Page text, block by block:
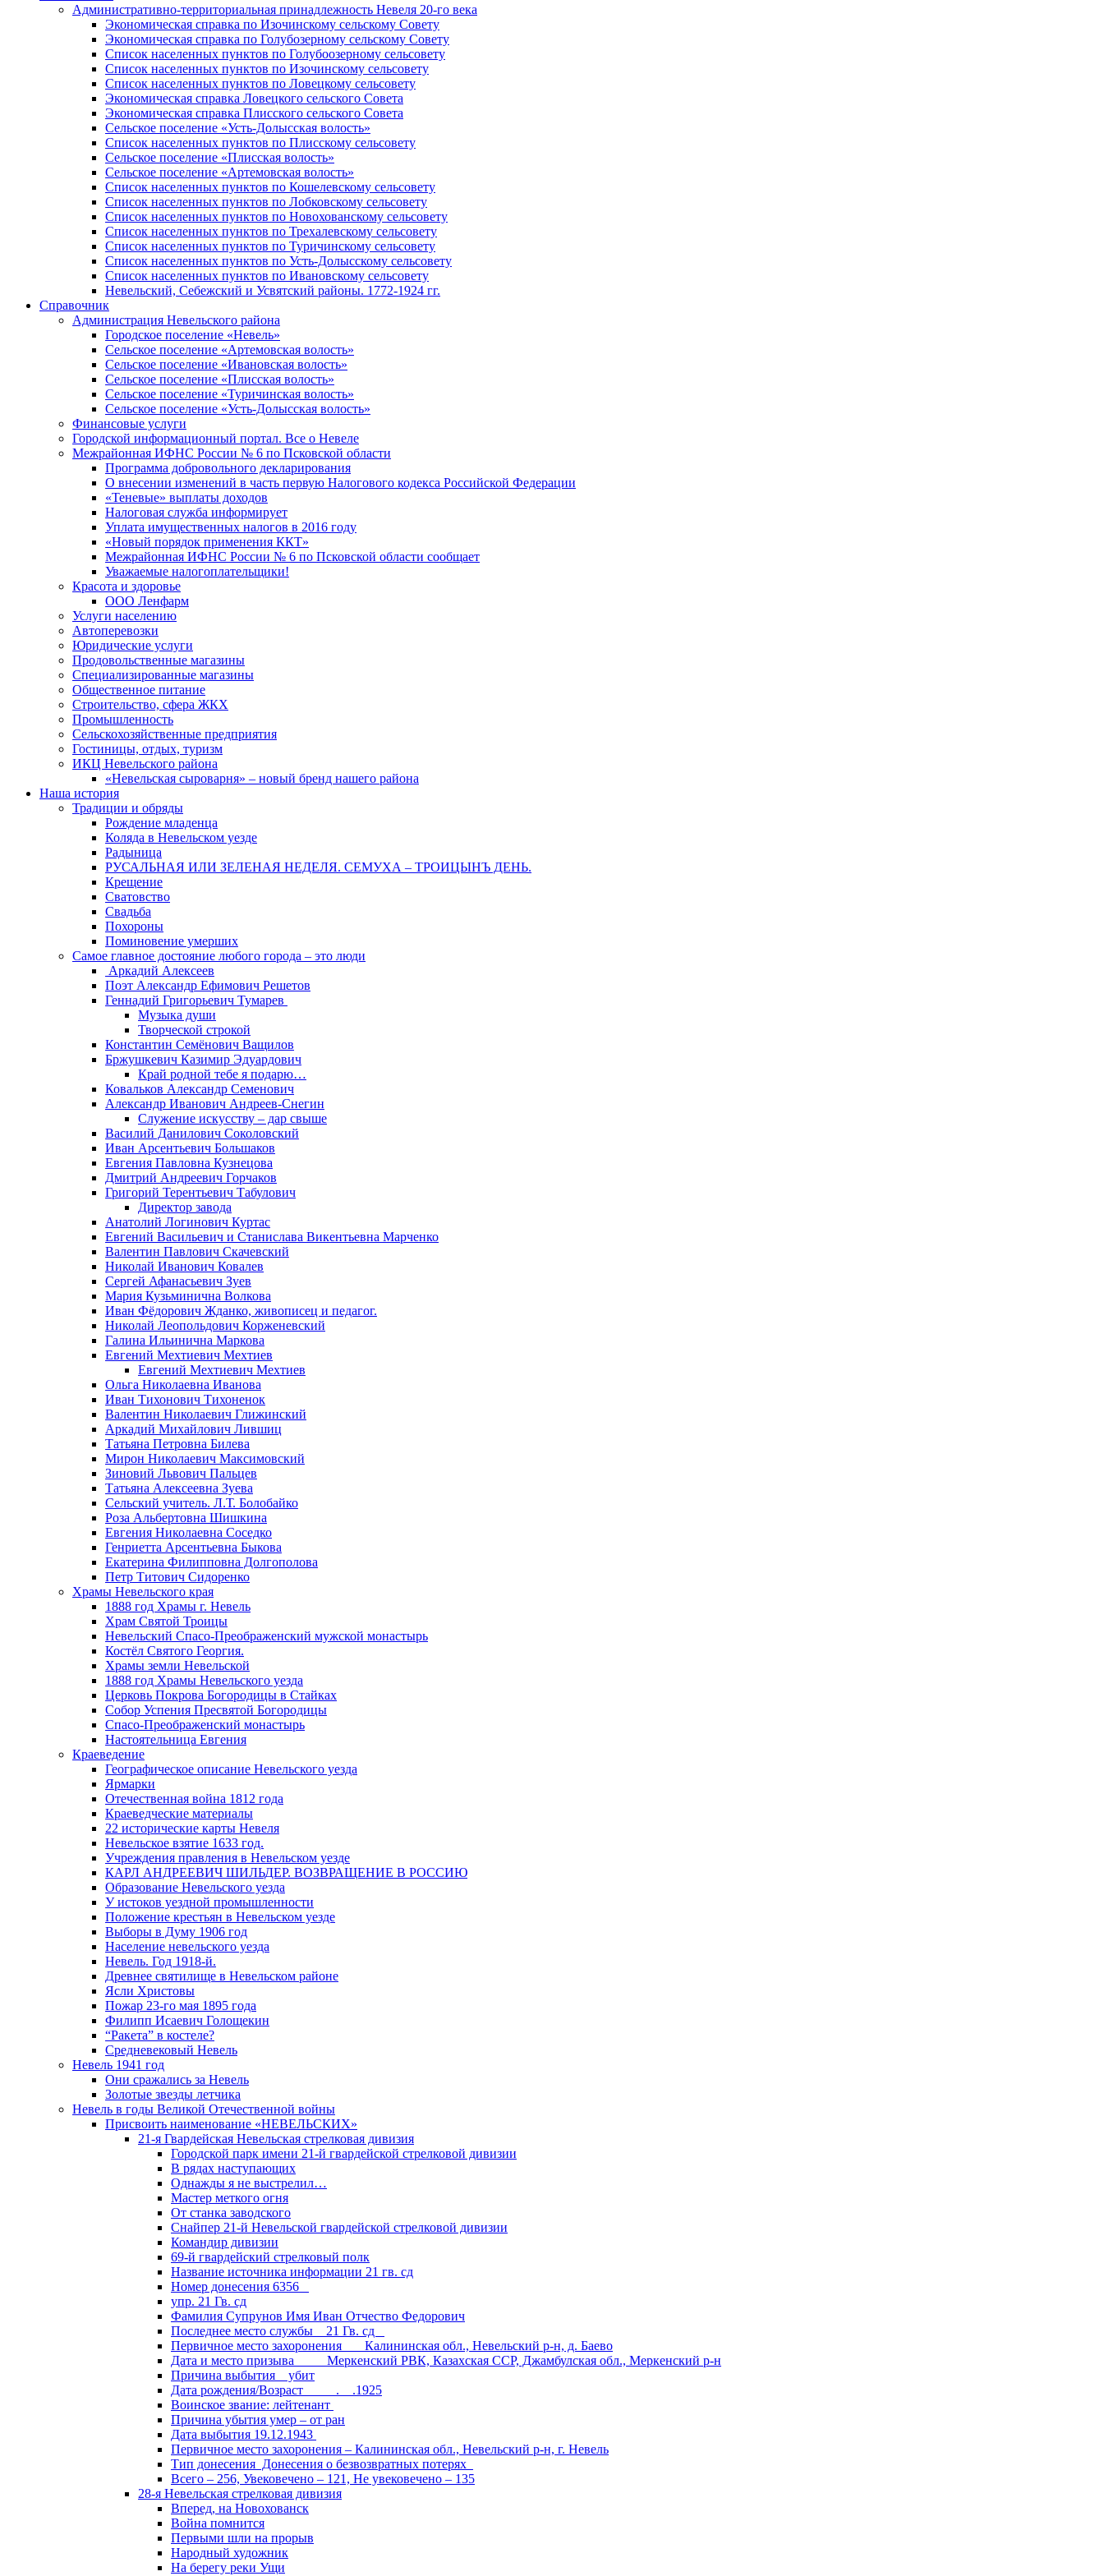
Административно-территориальная принадлежность Невеля 20-го века
Экономическая справка по Изочинскому сельскому Совету
Экономическая справка по Голубозерному сельскому Совету
Список населенных пунктов по Голубоозерному сельсовету
Список населенных пунктов по Изочинскому сельсовету
Список населенных пунктов по Ловецкому сельсовету
Экономическая справка Ловецкого сельского Совета
Экономическая справка Плисского сельского Совета
Сельское поселение «Усть-Долысская волость»
Список населенных пунктов по Плисскому сельсовету
Сельское поселение «Плисская волость»
Сельское поселение «Артемовская волость»
Список населенных пунктов по Кошелевскому сельсовету
Список населенных пунктов по Лобковскому сельсовету
Список населенных пунктов по Новохованскому сельсовету
Список населенных пунктов по Трехалевскому сельсовету
Список населенных пунктов по Туричинскому сельсовету
Список населенных пунктов по Усть-Долысскому сельсовету
Список населенных пунктов по Ивановскому сельсовету
Невельский, Себежский и Усвятский районы. 1772-1924 гг.
Справочник
Администрация Невельского района
Городское поселение «Невель»
Сельское поселение «Артемовская волость»
Сельское поселение «Ивановская волость»
Сельское поселение «Плисская волость»
Сельское поселение «Туричинская волость»
Сельское поселение «Усть-Долысская волость»
Финансовые услуги
Городской информационный портал. Все о Невеле
Межрайонная ИФНС России № 6 по Псковской области
Программа добровольного декларирования
О внесении изменений в часть первую Налогового кодекса Российской Федерации
«Теневые» выплаты доходов
Налоговая служба информирует
Уплата имущественных налогов в 2016 году
«Новый порядок применения ККТ»
Межрайонная ИФНС России № 6 по Псковской области сообщает
Уважаемые налогоплательщики!
Красота и здоровье
ООО Ленфарм
Услуги населению
Автоперевозки
Юридические услуги
Продовольственные магазины
Специализированные магазины
Общественное питание
Строительство, сфера ЖКХ
Промышленность
Сельскохозяйственные предприятия
Гостиницы, отдых, туризм
ИКЦ Невельского района
«Невельская сыроварня» – новый бренд нашего района
Наша история
Традиции и обряды
Рождение младенца
Коляда в Невельском уезде
Радыница
РУСАЛЬНАЯ ИЛИ ЗЕЛЕНАЯ НЕДЕЛЯ. СЕМУХА – ТРОИЦЫНЪ ДЕНЬ.
Крещение
Сватовство
Свадьба
Похороны
Поминовение умерших
Самое главное достояние любого города – это люди
Аркадий Алексеев
Поэт Александр Ефимович Решетов
Геннадий Григорьевич Тумарев
Музыка души
Творческой строкой
Константин Семёнович Ващилов
Бржушкевич Казимир Эдуардович
Край родной тебе я подарю…
Ковальков Александр Семенович
Александр Иванович Андреев-Снегин
Служение искусству – дар свыше
Василий Данилович Соколовский
Иван Арсентьевич Большаков
Евгения Павловна Кузнецова
Дмитрий Андреевич Горчаков
Григорий Терентьевич Табулович
Директор завода
Анатолий Логинович Куртас
Евгений Васильевич и Станислава Викентьевна Марченко
Валентин Павлович Скачевский
Николай Иванович Ковалев
Сергей Афанасьевич Зуев
Мария Кузьминична Волкова
Иван Фёдорович Жданко, живописец и педагог.
Николай Леопольдович Корженевский
Галина Ильинична Маркова
Евгений Мехтиевич Мехтиев
Евгений Мехтиевич Мехтиев
Ольга Николаевна Иванова
Иван Тихонович Тихоненок
Валентин Николаевич Глижинский
Аркадий Михайлович Лившиц
Татьяна Петровна Билева
Мирон Николаевич Максимовский
Зиновий Львович Пальцев
Татьяна Алексеевна Зуева
Сельский учитель. Л.Т. Болобайко
Роза Альбертовна Шишкина
Евгения Николаевна Соседко
Генриетта Арсентьевна Быкова
Екатерина Филипповна Долгополова
Петр Титович Сидоренко
Храмы Невельского края
1888 год Храмы г. Невель
Храм Святой Троицы
Невельский Спасо-Преображенский мужской монастырь
Костёл Святого Георгия.
Храмы земли Невельской
1888 год Храмы Невельского уезда
Церковь Покрова Богородицы в Стайках
Собор Успения Пресвятой Богородицы
Спасо-Преображенский монастырь
Настоятельница Евгения
Краеведение
Географическое описание Невельского уезда
Ярмарки
Отечественная война 1812 года
Краеведческие материалы
22 исторические карты Невеля
Невельское взятие 1633 год.
Учреждения правления в Невельском уезде
КАРЛ АНДРЕЕВИЧ ШИЛЬДЕР. ВОЗВРАЩЕНИЕ В РОССИЮ
Образование Невельского уезда
У истоков уездной промышленности
Положение крестьян в Невельском уезде
Выборы в Думу 1906 год
Население невельского уезда
Невель. Год 1918-й.
Древнее святилище в Невельском районе
Ясли Христовы
Пожар 23-го мая 1895 года
Филипп Исаевич Голощекин
“Ракета” в костеле?
Средневековый Невель
Невель 1941 год
Они сражались за Невель
Золотые звезды летчика
Невель в годы Великой Отечественной войны
Присвоить наименование «НЕВЕЛЬСКИХ»
21-я Гвардейская Невельская стрелковая дивизия
Городской парк имени 21-й гвардейской стрелковой дивизии
В рядах наступающих
Однажды я не выстрелил…
Мастер меткого огня
От станка заводского
Снайпер 21-й Невельской гвардейской стрелковой дивизии
Командир дивизии
69-й гвардейский стрелковый полк
Название источника информации 21 гв. сд
Номер донесения 6356
упр. 21 Гв. сд
Фамилия Супрунов Имя Иван Отчество Федорович
Последнее место службы 21 Гв. сд
Первичное место захоронения Калининская обл., Невельский р-н, д. Баево
Дата и место призыва Меркенский РВК, Казахская ССР, Джамбулская обл., Меркенский р-н
Причина выбытия убит
Дата рождения/Возраст __.__.1925
Воинское звание: лейтенант
Причина убытия умер – от ран
Дата выбытия 19.12.1943
Первичное место захоронения – Калининская обл., Невельский р-н, г. Невель
Тип донесения Донесения о безвозвратных потерях
Всего – 256, Увековечено – 121, Не увековечено – 135
28-я Невельская стрелковая дивизия
Вперед, на Новохованск
Война помнится
Первыми шли на прорыв
Народный художник
На берегу реки Ущи